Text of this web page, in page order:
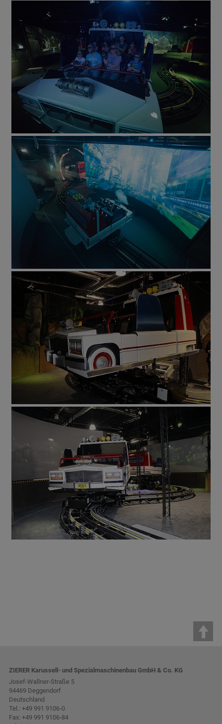
ZIERER Karussell- und Spezialmaschinenbau GmbH & Co. KG
Josef-Wallner-Straße 5
94469 Deggendorf
Deutschland
Tel.: +49 991 9106-0
Fax: +49 991 9106-84